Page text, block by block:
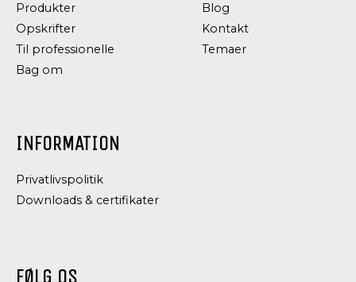
SURVARER
AGURKE
RELISH
CONDIMENTS
FISKESENNEP
Produkter
Opskrifter
Til professionelle
Bag om
Blog
Kontakt
Temaer
INFORMATION
Privatlivspolitik
Downloads & certifikater